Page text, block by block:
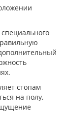
стопам
на полу,